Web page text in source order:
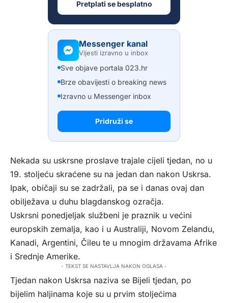
Pretplati se besplatno
Messenger kanal
Vijesti izravno u inbox
Sve objave portala 023.hr
Brze obavijesti o breaking news
Izravno u Messenger inbox
Pridruži se
Nekada su uskrsne proslave trajale cijeli tjedan, no u
19. stoljeću skraćene su na jedan dan nakon Uskrsa.
Ipak, običaji su se zadržali, pa se i danas ovaj dan
obilježava u duhu blagdanskog ozračja.
Uskrsni ponedjeljak službeni je praznik u većini
europskih zemalja, kao i u Australiji, Novom Zelandu,
Kanadi, Argentini, Čileu te u mnogim državama Afrike
i Srednje Amerike.
- TEKST SE NASTAVLJA NAKON OGLASA -
Tjedan nakon Uskrsa naziva se Bijeli tjedan, po
bijelim haljinama koje su u prvim stoljećima